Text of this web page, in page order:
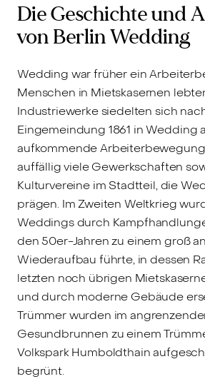
Die Geschichte und
von Berlin Wedding
Wedding war früher ein
Menschen in Mietskasernen
Industriewerke siedelten sich
Eingemeindung 1861 in Wedding
aufkommende
auffällig viele Gewerkschaften
Kulturvereine im Stadtteil, die
prägen. Im Zweiten Weltkrieg
Weddings durch
den 50er-Jahren zu einem groß
Wiederaufbau führte, in dessen
letzten noch übrigen
und durch moderne Gebäude
Trümmer wurden im
Gesundbrunnen zu einem
Volkspark Humboldthain
begrünt.